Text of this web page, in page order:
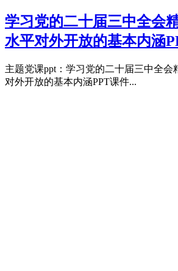
学习党的二十届三中全会
水平对外开放的基本内涵
主题党课ppt：学习党的二十届三中全会
对外开放的基本内涵PPT课件...